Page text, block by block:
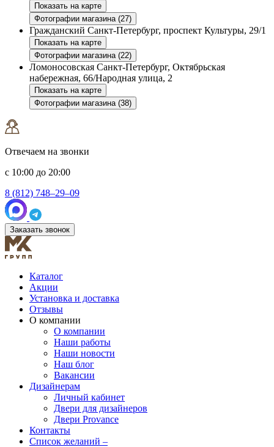
Показать на карте
Фотографии магазина (27)
Гражданский Санкт-Петербург, проспект Культуры, 29/1
Показать на карте
Фотографии магазина (22)
Ломоносовская Санкт-Петербург, Октябрьская
набережная, 66/Народная улица, 2
Показать на карте
Фотографии магазина (38)
Отвечаем на звонки
с 10:00 до 20:00
8 (812) 748–29–09
Заказать звонок
Каталог
Акции
Установка и доставка
Отзывы
О компании
О компании
Наши работы
Наши новости
Наш блог
Вакансии
Дизайнерам
Личный кабинет
Двери для дизайнеров
Двери Provance
Контакты
Список желаний –